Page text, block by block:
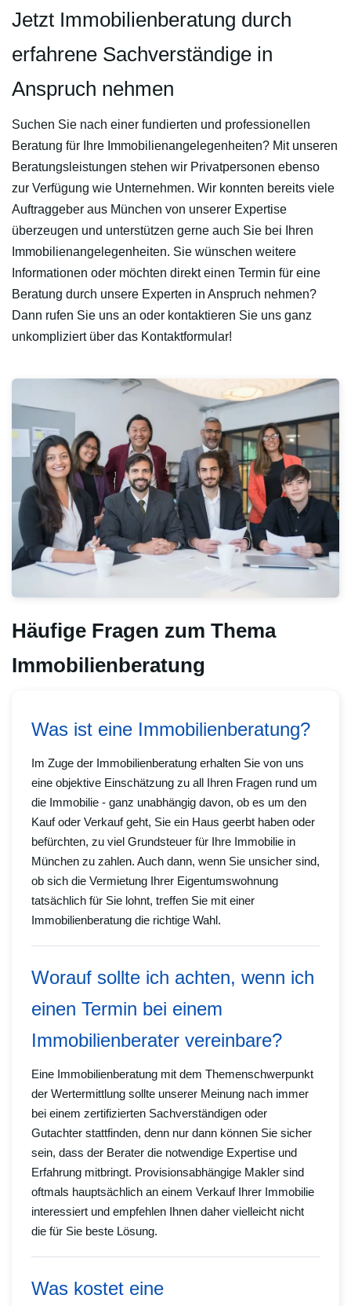
Jetzt Immobilienberatung durch
erfahrene Sachverständige in
Anspruch nehmen
Suchen Sie nach einer fundierten und professionellen
Beratung für Ihre Immobilienangelegenheiten? Mit unseren
Beratungsleistungen stehen wir Privatpersonen ebenso
zur Verfügung wie Unternehmen. Wir konnten bereits viele
Auftraggeber aus München von unserer Expertise
überzeugen und unterstützen gerne auch Sie bei Ihren
Immobilienangelegenheiten. Sie wünschen weitere
Informationen oder möchten direkt einen Termin für eine
Beratung durch unsere Experten in Anspruch nehmen?
Dann rufen Sie uns an oder kontaktieren Sie uns ganz
unkompliziert über das Kontaktformular!
Häufige Fragen zum Thema
Immobilienberatung
Was ist eine Immobilienberatung?
Im Zuge der Immobilienberatung erhalten Sie von uns
eine objektive Einschätzung zu all Ihren Fragen rund um
die Immobilie - ganz unabhängig davon, ob es um den
Kauf oder Verkauf geht, Sie ein Haus geerbt haben oder
befürchten, zu viel Grundsteuer für Ihre Immobilie in
München zu zahlen. Auch dann, wenn Sie unsicher sind,
ob sich die Vermietung Ihrer Eigentumswohnung
tatsächlich für Sie lohnt, treffen Sie mit einer
Immobilienberatung die richtige Wahl.
Worauf sollte ich achten, wenn ich
einen Termin bei einem
Immobilienberater vereinbare?
Eine Immobilienberatung mit dem Themenschwerpunkt
der Wertermittlung sollte unserer Meinung nach immer
bei einem zertifizierten Sachverständigen oder
Gutachter stattfinden, denn nur dann können Sie sicher
sein, dass der Berater die notwendige Expertise und
Erfahrung mitbringt. Provisionsabhängige Makler sind
oftmals hauptsächlich an einem Verkauf Ihrer Immobilie
interessiert und empfehlen Ihnen daher vielleicht nicht
die für Sie beste Lösung.
Was kostet eine